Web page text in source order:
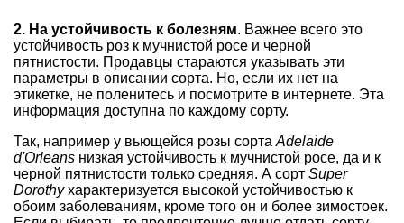
2. На устойчивость к болезням. Важнее всего это
устойчивость роз к мучнистой росе и черной
пятнистости. Продавцы стараются указывать эти
параметры в описании сорта. Но, если их нет на
этикетке, не поленитесь и посмотрите в интернете. Эта
информация доступна по каждому сорту.
Так, например у вьющейся розы сорта Adelaide
d'Orleans низкая устойчивость к мучнистой росе, да и к
черной пятнистости только средняя. А сорт Super
Dorothyхарактеризуется высокой устойчивостью к
обоим заболеваниям, кроме того он и более зимостоек.